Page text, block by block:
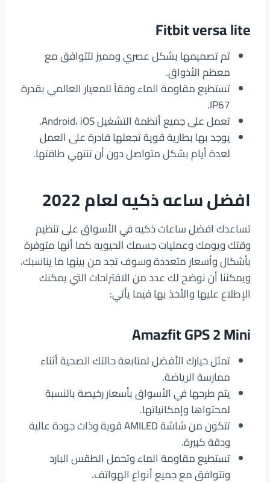
Fitbit versa lite
تم تصميمها بشكل عصري ومميز لتتوافق مع
معظم الأذواق.
تستطيع مقاومة الماء وفقاً للمعيار العالمي بقدرة
IP67.
تعمل على جميع أنظمة التشغيل Android، iOS.
يوجد بها بطارية قوية تجعلها قادرة على العمل
لعدة أيام بشكل متواصل دون أن تنتهي طاقتها.
افضل ساعه ذكيه لعام 2022
تساعدك افضل ساعات ذكيه في الأسواق على تنظيم
وقتك ويومك وعمليات جسمك الحيويه كما أنها متوفرة
بأشكال وأسعار متعددة وسوف تجد من بينها ما يناسبك،
ويمكننا أن نوضح لك عدد من الاقتراحات التي يمكنك
الإطلاع عليها والأخذ بها فيما يأتي:
Amazfit GPS 2 Mini
تمثل خيارك الأفضل لمتابعة حالتك الصحية أثناء
ممارسة الرياضة.
يتم طرحها في الأسواق بأسعار رخيصة بالنسبة
لمحتواها وإمكانياتها.
تتكون من شاشة AMILED قوية وذات جودة عالية
ودقة كبيرة.
تستطيع مقاومة الماء وتحمل الطقس البارد
وتتوافق مع جميع أنواع الهواتف.